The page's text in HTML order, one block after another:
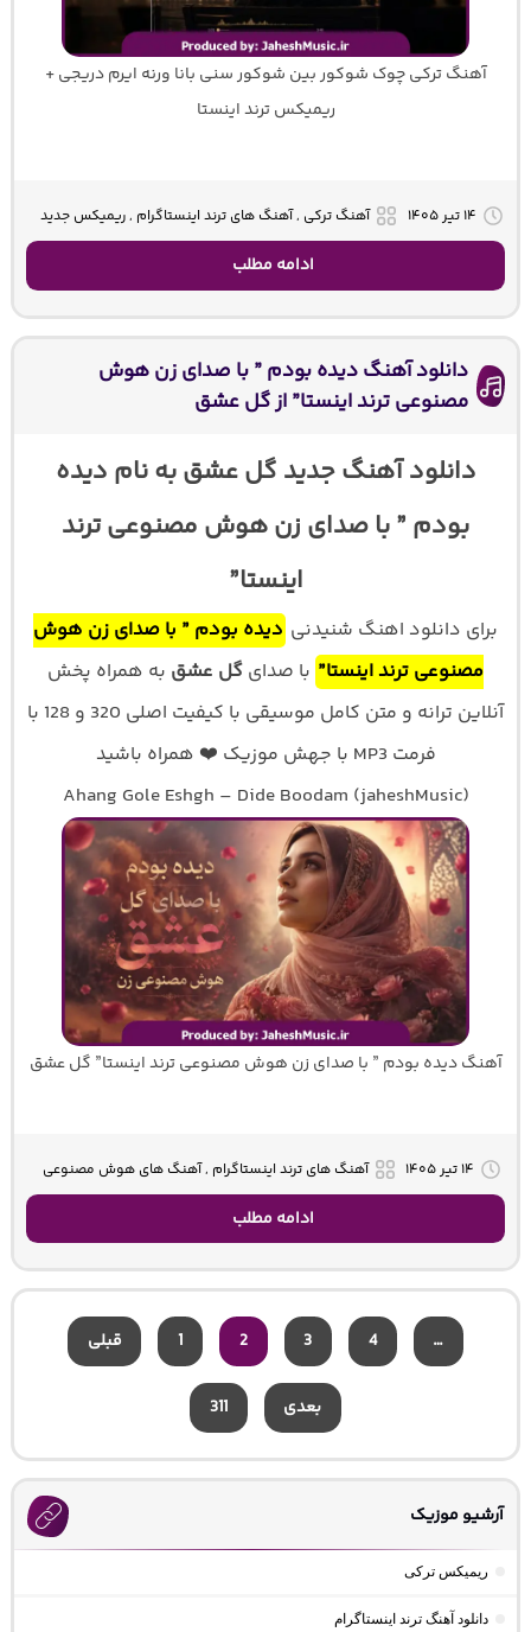
آهنگ ترکی چوک شوکور بین شوکور سنی بانا ورنه ایرم دریجی +
ریمیکس ترند اینستا
۱۴ تیر ۱۴۰۵ آهنگ ترکی , آهنگ های ترند اینستاگرام , ریمیکس جدید
ادامه مطلب
دانلود آهنگ دیده بودم ” با صدای زن هوش
مصنوعی ترند اینستا” از گل عشق
دانلود آهنگ جدید گل عشق به نام دیده
بودم ” با صدای زن هوش مصنوعی ترند
اینستا”
برای دانلود اهنگ شنیدنی دیده بودم ” با صدای زن هوش
مصنوعی ترند اینستا” با صدای گل عشق به همراه پخش
آنلاین ترانه و متن کامل موسیقی با کیفیت اصلی 320 و 128 با
فرمت MP3 با جهش موزیک ❤️ همراه باشید
Ahang Gole Eshgh – Dide Boodam (jaheshMusic)
آهنگ دیده بودم ” با صدای زن هوش مصنوعی ترند اینستا” گل عشق
۱۴ تیر ۱۴۰۵ آهنگ های ترند اینستاگرام , آهنگ های هوش مصنوعی
ادامه مطلب
قبلی 1 2 3 4 …
311 بعدی
آرشیو موزیک
ریمیکس ترکی
دانلود آهنگ ترند اینستاگرام